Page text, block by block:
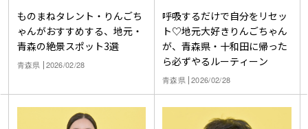
ものまねタレント・りんごち
ゃんがおすすめする、地元・
青森の絶景スポット3選
青森県 2026/02/28
呼吸するだけで自分をリセッ
ト♡地元大好きりんごちゃん
が、青森県・十和田に帰った
ら必ずやるルーティーン
青森県 2026/02/28